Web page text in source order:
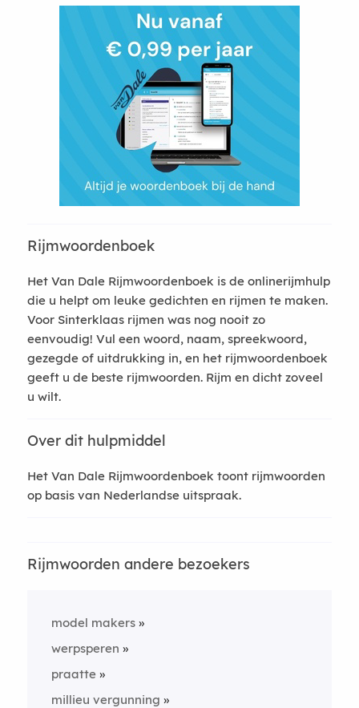
Rijmwoordenboek
Het Van Dale Rijmwoordenboek is de onlinerijmhulp
die u helpt om leuke gedichten en rijmen te maken.
Voor Sinterklaas rijmen was nog nooit zo
eenvoudig! Vul een woord, naam, spreekwoord,
gezegde of uitdrukking in, en het rijmwoordenboek
geeft u de beste rijmwoorden. Rijm en dicht zoveel
u wilt.
Over dit hulpmiddel
Het Van Dale Rijmwoordenboek toont rijmwoorden
op basis van Nederlandse uitspraak.
Rijmwoorden andere bezoekers
model makers
werpsperen
praatte
millieu vergunning